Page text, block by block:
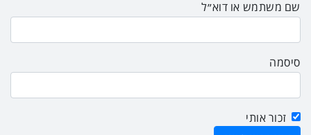
שם משתמש או דוא״ל
סיסמה
זכור אותי